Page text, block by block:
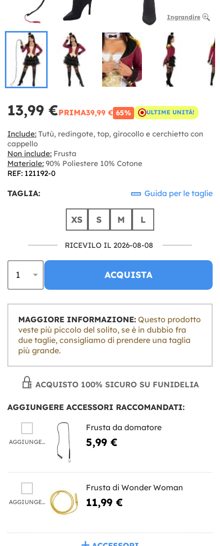
Ingrandire
13,99 €PRIMA39,99 € 65% ULTIME UNITÀ!
Include: Tutù, redingote, top, girocollo e cerchietto con
cappello
Non include: Frusta
Materiale: 90% Poliestere 10% Cotone
REF: 121192-0
TAGLIA: Guida per le taglie
XS S M L
RICEVILO IL 2026-08-08
ACQUISTA
MAGGIORE INFORMAZIONE:
veste più piccolo del solito, se è in dubbio fra
due taglie, consigliamo di prendere una taglia
più grande.
ACQUISTO 100% SICURO SU FUNIDELIA
AGGIUNGERE ACCESSORI RACCOMANDATI:
AGGIUNGERE
Frusta da domatore
5,99 €
AGGIUNGERE
Frusta di Wonder Woman
11,99 €